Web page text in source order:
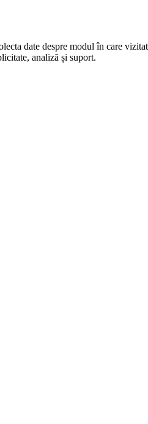
date despre modul în care
analiză și suport.